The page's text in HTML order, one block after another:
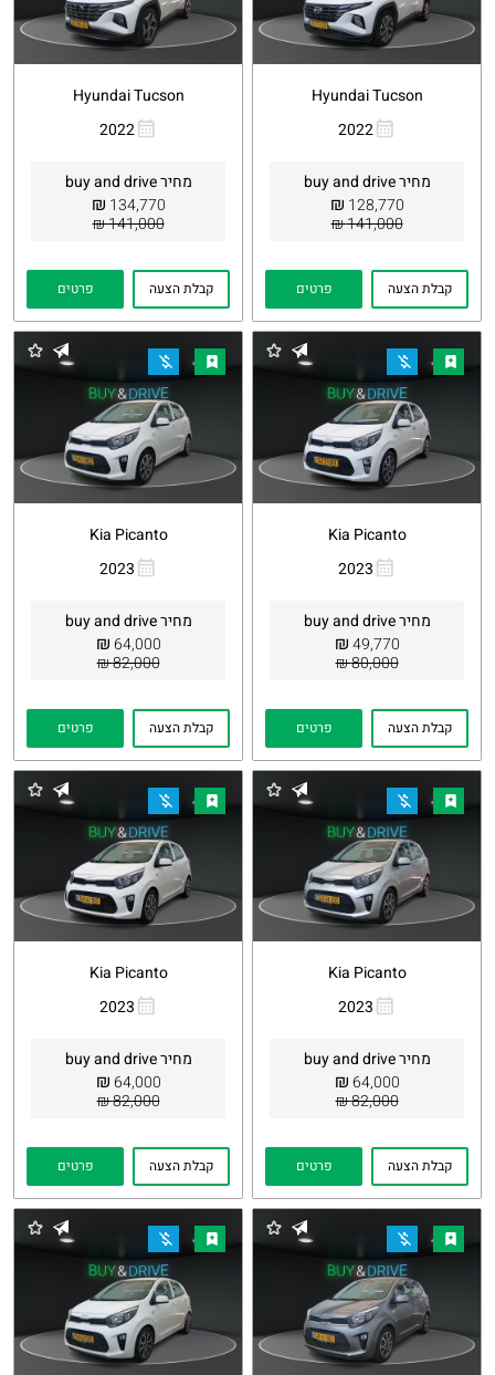
Hyundai Tucson
2022
מחיר buy and drive
128,770
₪
141,000 ₪
Whatsapp
קבלת הצעה פרטים
Hyundai Tucson
2022
מחיר buy and drive
134,770
₪
141,000 ₪
Whatsapp
קבלת הצעה פרטים
Kia Picanto
2023
מחיר buy and drive
49,770
₪
80,000 ₪
Whatsapp
קבלת הצעה פרטים
Kia Picanto
2023
מחיר buy and drive
64,000
₪
82,000 ₪
Whatsapp
קבלת הצעה פרטים
Kia Picanto
2023
מחיר buy and drive
64,000
₪
82,000 ₪
Whatsapp
קבלת הצעה פרטים
Kia Picanto
2023
מחיר buy and drive
64,000
₪
82,000 ₪
Whatsapp
קבלת הצעה פרטים